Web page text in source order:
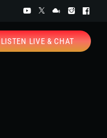
LISTEN LIVE & CHAT